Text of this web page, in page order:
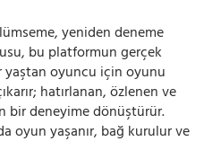
yeniden deneme
bu platformun gerçek
yaştan oyuncu için oyunu
hatırlanan, özlenen ve
bir deneyime dönüştürür.
oyun yaşanır, bağ kurulur ve